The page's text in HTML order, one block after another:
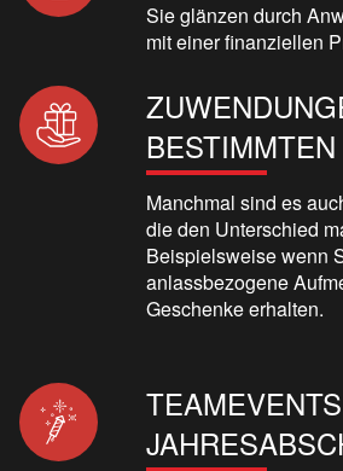
Sie glänzen durch
mit einer finanziellen
Manchmal sind es
die den Unterschied
Beispielsweise wenn
anlassbezogene
Geschenke erhalten.